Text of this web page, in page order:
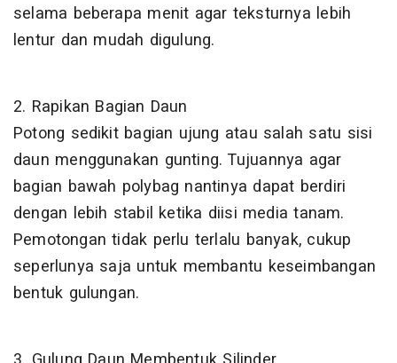
selama beberapa menit agar teksturnya lebih
lentur dan mudah digulung.
2. Rapikan Bagian Daun
Potong sedikit bagian ujung atau salah satu sisi
daun menggunakan gunting. Tujuannya agar
bagian bawah polybag nantinya dapat berdiri
dengan lebih stabil ketika diisi media tanam.
Pemotongan tidak perlu terlalu banyak, cukup
seperlunya saja untuk membantu keseimbangan
bentuk gulungan.